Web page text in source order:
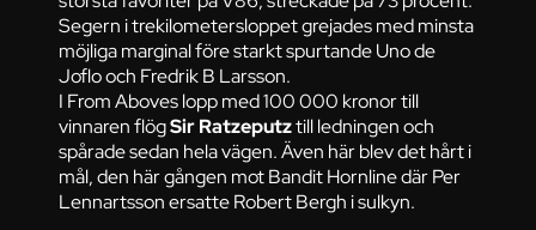
Segern i trekilometersloppet grejades med minsta
möjliga marginal före starkt spurtande Uno de
Joflo och Fredrik B Larsson.
I From Aboves lopp med 100 000 kronor till
vinnaren flögSir Ratzeputztill ledningen och
spårade sedan hela vägen. Även här blev det hårt i
mål, den här gången mot Bandit Hornline där Per
Lennartsson ersatte Robert Bergh i sulkyn.